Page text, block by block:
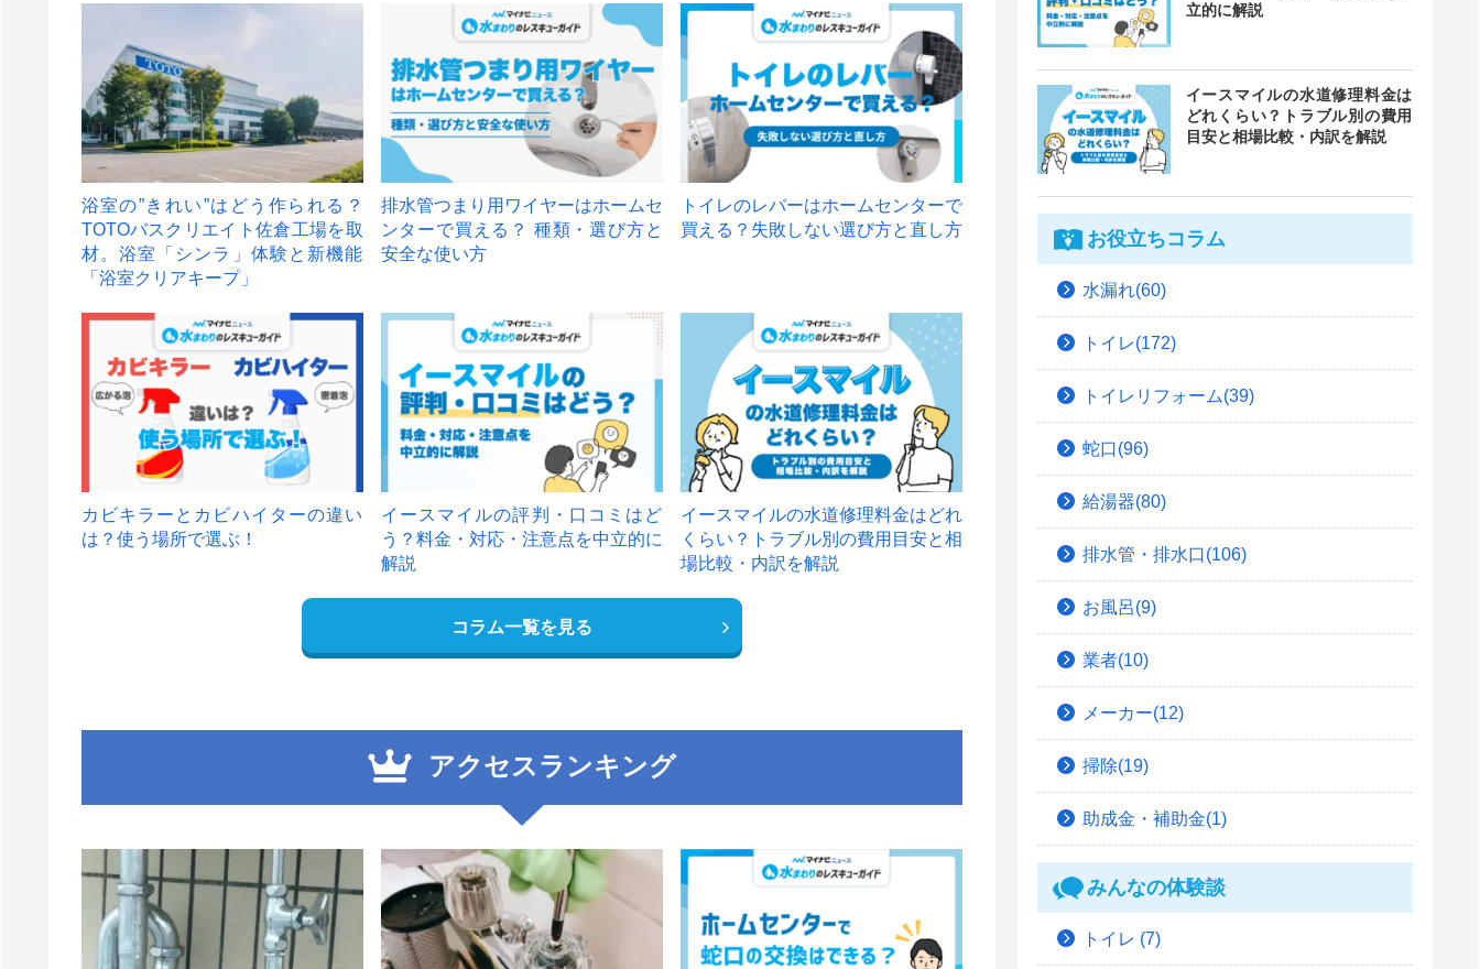
浴室の”きれい”はどう作られる？
TOTOバスクリエイト佐倉工場を取
材。浴室「シンラ」体験と新機能
「浴室クリアキープ」
排水管つまり用ワイヤーはホームセ
ンターで買える？ 種類・選び方と
安全な使い方
トイレのレバーはホームセンターで
買える？失敗しない選び方と直し方
カビキラーとカビハイターの違い
は？使う場所で選ぶ！
イースマイルの評判・口コミはど
う？料金・対応・注意点を中立的に
解説
イースマイルの水道修理料金はどれ
くらい？トラブル別の費用目安と相
場比較・内訳を解説
コラム一覧を見る
アクセスランキング
1 2
立的に解説
イースマイルの水道修理料金は
どれくらい？トラブル別の費用
目安と相場比較・内訳を解説
お役立ちコラム
水漏れ(60)
トイレ(172)
トイレリフォーム(39)
蛇口(96)
給湯器(80)
排水管・排水口(106)
お風呂(9)
業者(10)
メーカー(12)
掃除(19)
助成金・補助金(1)
みんなの体験談
トイレ (7)